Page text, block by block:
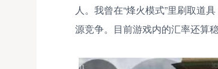
人。我曾在“烽火模式”里刷取道
源竞争。目前游戏内的汇率还算